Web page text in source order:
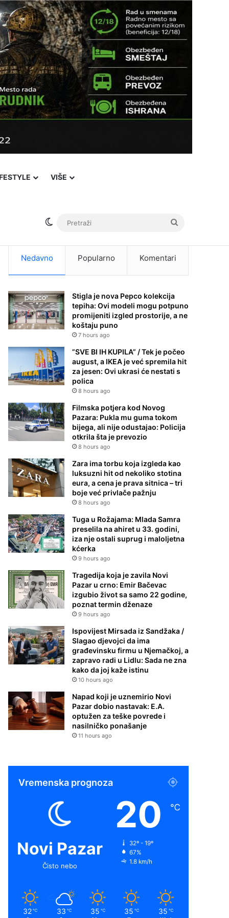
VIŠE
Switch skin
Nedavno Popularno Komentari
Stigla je nova Pepco kolekcija
tepiha: Ovi modeli mogu potpuno
promijeniti izgled prostorije, a ne
koštaju puno
7 hours ago
”SVE BI IH KUPILA” / Tek je počeo
august, a IKEA je već spremila hit
za jesen: Ovi ukrasi će nestati s
polica
8 hours ago
Filmska potjera kod Novog
Pazara: Pukla mu guma tokom
bijega, ali nije odustajao: Policija
otkrila šta je prevozio
8 hours ago
Zara ima torbu koja izgleda kao
luksuzni hit od nekoliko stotina
eura, a cena je prava sitnica – tri
boje već privlače pažnju
8 hours ago
Tuga u Rožajama: Mlada Samra
preselila na ahiret u 33. godini,
iza nje ostali suprug i maloljetna
kćerka
9 hours ago
Tragedija koja je zavila Novi
Pazar u crno: Emir Bačevac
izgubio život sa samo 22 godine,
poznat termin dženaze
9 hours ago
Ispovijest Mirsada iz Sandžaka /
Slagao djevojci da ima
građevinsku firmu u Njemačkoj, a
zapravo radi u Lidlu: Sada ne zna
kako da joj kaže istinu
10 hours ago
Napad koji je uznemirio Novi
Pazar dobio nastavak: E.A.
optužen za teške povrede i
nasilničko ponašanje
11 hours ago
Vremenska prognoza
Novi Pazar
Čisto nebo
20 ℃
32º - 19º
67%
1.8 km/h
32 ℃ 33 ℃ 35 ℃ 35 ℃ 35 ℃